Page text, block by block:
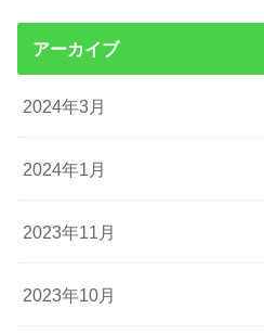
アーカイブ
2024年3月
2024年1月
2023年11月
2023年10月